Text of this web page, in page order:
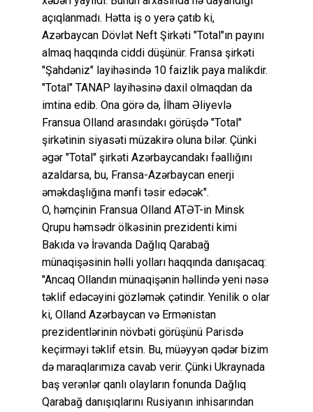
açıqlanmadı. Hətta iş o yerə çatıb ki,
Azərbaycan Dövlət Neft Şirkəti "Total"ın payını
almaq haqqında ciddi düşünür. Fransa şirkəti
"Şahdəniz" layihəsində 10 faizlik paya malikdir.
"Total" TANAP layihəsinə daxil olmaqdan da
imtina edib. Ona görə də, İlham Əliyevlə
Fransua Olland arasındakı görüşdə "Total"
şirkətinin siyasəti müzakirə oluna bilər. Çünki
əgər "Total" şirkəti Azərbaycandakı fəallığını
azaldarsa, bu, Fransa-Azərbaycan enerji
əməkdaşlığına mənfi təsir edəcək".
O, həmçinin Fransua Olland ATƏT-in Minsk
Qrupu həmsədr ölkəsinin prezidenti kimi
Bakıda və İrəvanda Dağlıq Qarabağ
münaqişəsinin həlli yolları haqqında danışacaq:
"Ancaq Ollandın münaqişənin həllində yeni nəsə
təklif edəcəyini gözləmək çətindir. Yenilik o olar
ki, Olland Azərbaycan və Ermənistan
prezidentlərinin növbəti görüşünü Parisdə
keçirməyi təklif etsin. Bu, müəyyən qədər bizim
də maraqlarımıza cavab verir. Çünki Ukraynada
baş verənlər qanlı olayların fonunda Dağlıq
Qarabağ danışıqlarını Rusiyanın inhisarından